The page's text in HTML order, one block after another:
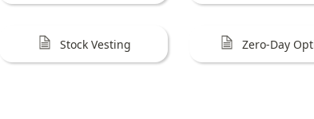
Stock Vesting Zero-Day